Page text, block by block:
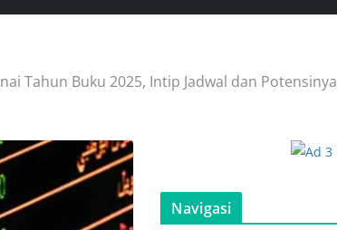
Tahun Buku 2025, Intip Jadwal dan Potensinya
Navigasi